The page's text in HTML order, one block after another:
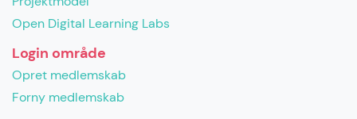
Open Digital Learning Labs
Login område
Opret medlemskab
Forny medlemskab